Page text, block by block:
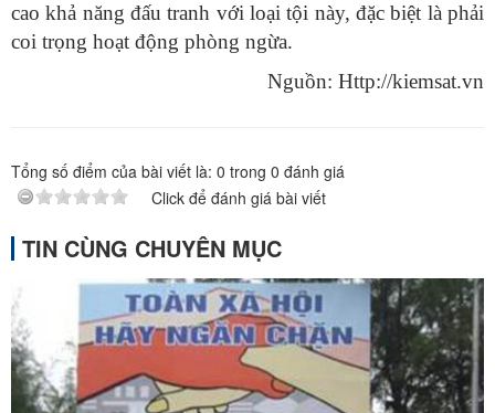
cao khả năng đấu tranh với loại tội này, đặc biệt là phải
coi trọng hoạt động phòng ngừa.
Nguồn: Http://kiemsat.vn
Tổng số điểm của bài viết là: 0 trong 0 đánh giá
Click để đánh giá bài viết
TIN CÙNG CHUYÊN MỤC